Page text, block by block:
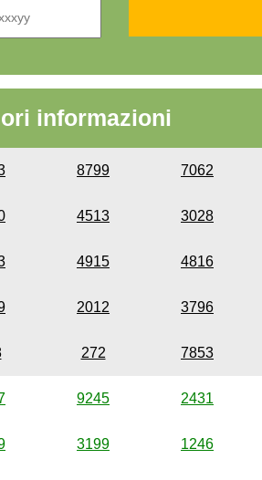
informazioni
8799 7062
4513 3028
4915 4816
2012 3796
272 7853
9245 2431
3199 1246